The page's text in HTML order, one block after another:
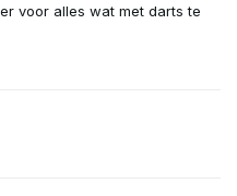
voor alles wat met darts te